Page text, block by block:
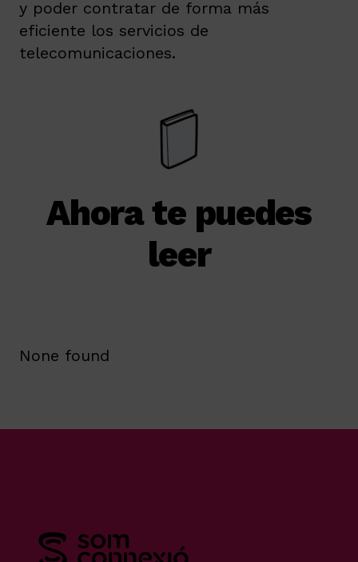
y poder contratar de forma más
eficiente los servicios de
telecomunicaciones.
Ahora te puedes
leer
None found